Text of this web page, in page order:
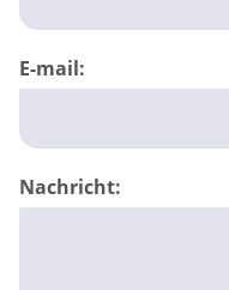
E-mail:
Nachricht: